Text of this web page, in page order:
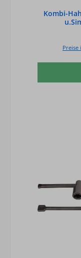
Kombi-
Preise